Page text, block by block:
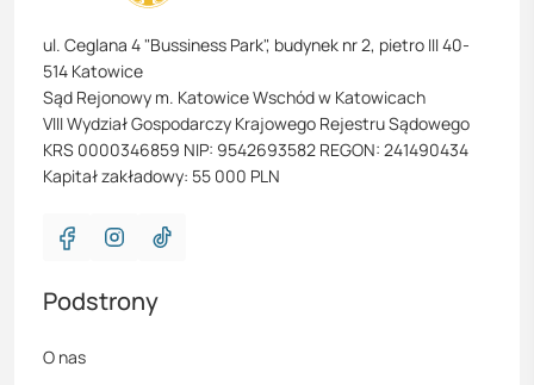
ul. Ceglana 4 "Bussiness Park", budynek nr 2, pietro III 40-
514 Katowice
Sąd Rejonowy m. Katowice Wschód w Katowicach
VIII Wydział Gospodarczy Krajowego Rejestru Sądowego
KRS 0000346859 NIP: 9542693582 REGON: 241490434
Kapitał zakładowy: 55 000 PLN
Podstrony
O nas